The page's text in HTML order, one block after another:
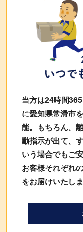
当方は24時間
に愛知県常滑市
能。もちろん、
動指示が出て、
いう場合でもご
お客様それぞれ
をお届けいたしま